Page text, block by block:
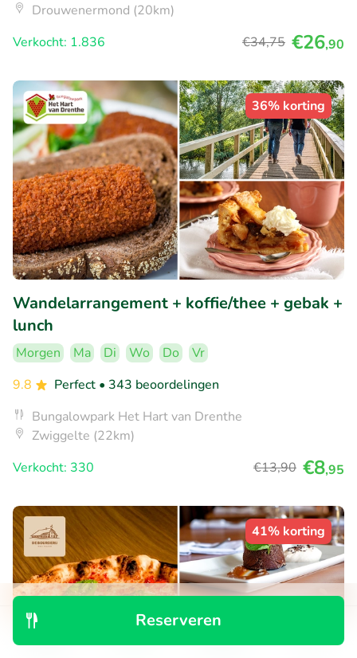
Reserveren
Drouwenermond (20km)
Verkocht: 1.836
€34,75 €26,90
36% korting
Wandelarrangement + koffie/thee + gebak +
lunch
Morgen Ma Di Wo Do
Vr
9.8
Perfect • 343 beoordelingen
Bungalowpark Het Hart van Drenthe
Zwiggelte (22km)
Verkocht: 330
€13,90 €8,95
41% korting